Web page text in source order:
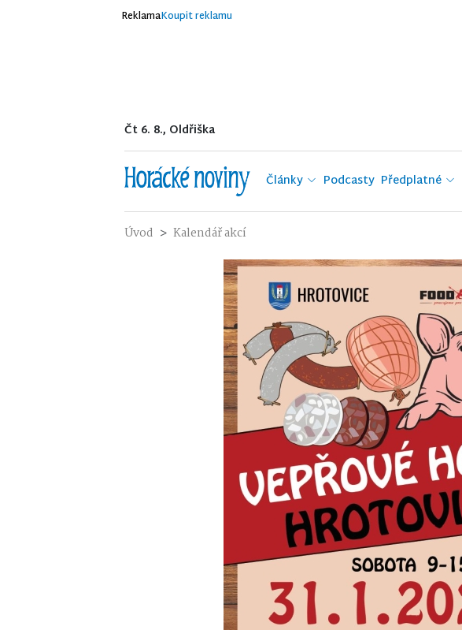
ReklamaKoupit reklamu
Čt 6. 8., Oldřiška
Články Podcasty Předplatné
Úvod Kalendář akcí